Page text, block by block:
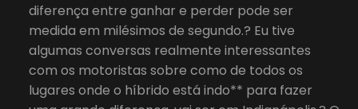
diferença entre ganhar e perder pode ser
medida em milésimos de segundo.? Eu tive
algumas conversas realmente interessantes
com os motoristas sobre como de todos os
lugares onde o híbrido está indo** para fazer